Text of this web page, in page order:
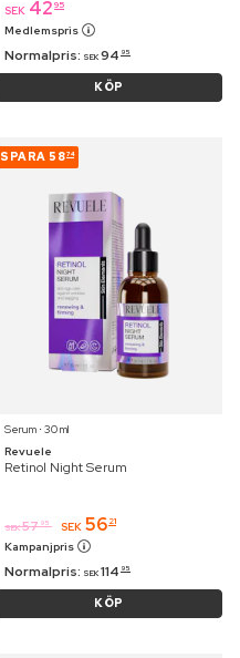
SEK 42 95
Medlemspris
Normalpris: SEK 94 95
KÖP
SPARA 5874
Serum ⋅ 30 ml
Revuele
Retinol Night Serum
SEK 57 95 SEK 56 21
Kampanjpris
Normalpris: SEK 114 95
KÖP